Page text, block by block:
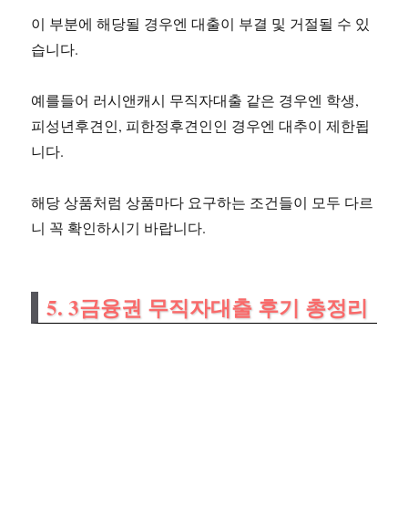
이 부분에 해당될 경우엔 대출이 부결 및 거절될 수 있
습니다.
예를들어 러시앤캐시 무직자대출 같은 경우엔 학생,
피성년후견인, 피한정후견인인 경우엔 대추이 제한됩
니다.
해당 상품처럼 상품마다 요구하는 조건들이 모두 다르
니 꼭 확인하시기 바랍니다.
5. 3금융권 무직자대출 후기 총정리